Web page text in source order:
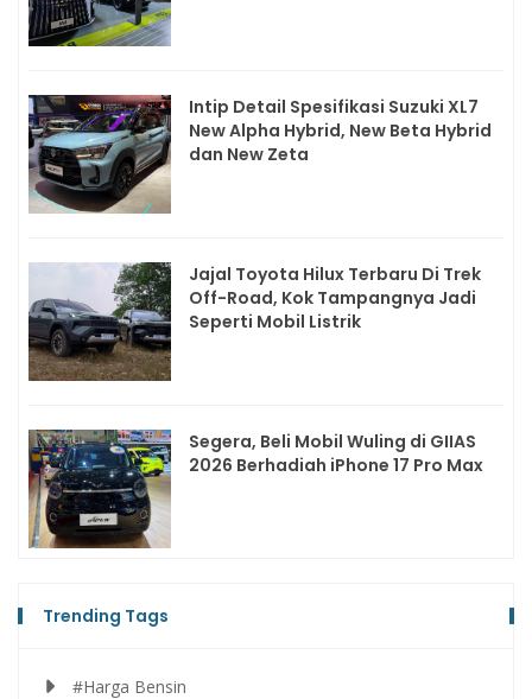
Intip Detail Spesifikasi Suzuki XL7
New Alpha Hybrid, New Beta Hybrid
dan New Zeta
Jajal Toyota Hilux Terbaru Di Trek
Off-Road, Kok Tampangnya Jadi
Seperti Mobil Listrik
Segera, Beli Mobil Wuling di GIIAS
2026 Berhadiah iPhone 17 Pro Max
Trending Tags
#Harga Bensin